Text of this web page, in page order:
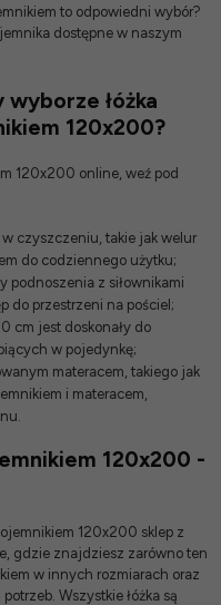
to odpowiedni wybór?
dostępne w naszym
łóżka
120x200?
120x200 online, weź pod
czyszczeniu, takie jak welur
do codziennego użytku;
z siłownikami
do przestrzeni na pościel;
cm jest doskonały do
w pojedynkę;
materacem, takiego jak
i materacem,
120x200 -
120x200 sklep z
gdzie znajdziesz zarówno ten
w innych rozmiarach oraz
Wszystkie łóżka są